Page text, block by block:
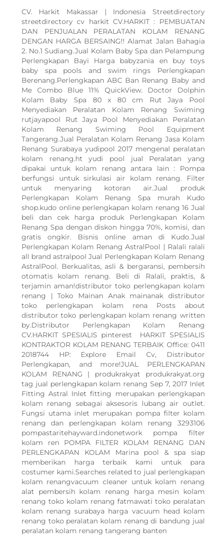
CV. Harkit Makassar | Indonesia Streetdirectory
streetdirectory cv harkit CV.HARKIT : PEMBUATAN
DAN PENJUALAN PERALATAN KOLAM RENANG
DENGAN HARGA BERSAING!! Alamat Jalan Bahagia
2. No.1 Sudiang.Jual Kolam Baby Spa dan Pelampung
Perlengkapan Bayi Harga babyzania en buy toys
baby spa pools and swim rings Perlengkapan
Berenang.Perlengkapan ABC Ban Renang Baby and
Me Combo Blue 11% QuickView. Doctor Dolphin
Kolam Baby Spa 80 x 80 cm Rut Jaya Pool
Menyediakan Peralatan Kolam Renang Swiming
rutjayapool Rut Jaya Pool Menyediakan Peralatan
Kolam Renang Swiming Pool Equipment
Tangerang.Jual Peralatan Kolam Renang Jasa Kolam
Renang Surabaya yudipool 2017 mengenal peralatan
kolam renang.ht yudi pool jual Peralatan yang
dipakai untuk kolam renang antara lain : Pompa
berfungsi untuk sirkulasi air kolam renang. Filter
untuk menyaring kotoran air.Jual produk
Perlengkapan Kolam Renang Spa murah Kudo
shop.kudo online perlengkapan kolam renang 16 Jual
beli dan cek harga produk Perlengkapan Kolam
Renang Spa dengan diskon hingga 70%, komisi, dan
gratis ongkir. Bisnis online aman di Kudo.Jual
Perlengkapan Kolam Renang AstralPool | Ralali ralali
all brand astralpool Jual Perlengkapan Kolam Renang
AstralPool. Berkualitas, asli & bergaransi, pembersih
otomatis kolam renang. Beli di Ralali, praktis, &
terjamin aman!distributor toko perlengkapan kolam
renang | Toko Mainan Anak mainanak distributor
toko perlengkapan kolam rena Posts about
distributor toko perlengkapan kolam renang written
by.Distributor Perlengkapan Kolam Renang
CV.HARKIT SPESIALIS pinterest HARKIT SPESIALIS
KONTRAKTOR KOLAM RENANG TERBAIK Office: 0411
2018744 HP: Explore Email Cv, Distributor
Perlengkapan, and more!JUAL PERLENGKAPAN
KOLAM RENANG | produkrakyat produkrakyat.org
tag jual perlengkapan kolam renang Sep 7, 2017 Inlet
Fitting Astral Inlet fitting merupakan perlengkapan
kolam renang sebagai aksesoris lubang air outlet.
Fungsi utama inlet merupakan pompa filter kolam
renang dan perlengkapan kolam renang 3293106
pompastaritehayward.indonetwork pompa filter
kolam ren POMPA FILTER KOLAM RENANG DAN
PERLENGKAPAN KOLAM Marina pool & spa siap
memberikan harga terbaik kami untuk para
costumer kami.Searches related to jual perlengkapan
kolam renangvacuum cleaner untuk kolam renang
alat pembersih kolam renang harga mesin kolam
renang toko kolam renang fatmawati toko peralatan
kolam renang surabaya harga vacuum head kolam
renang toko peralatan kolam renang di bandung jual
peralatan kolam renang tangerang banten